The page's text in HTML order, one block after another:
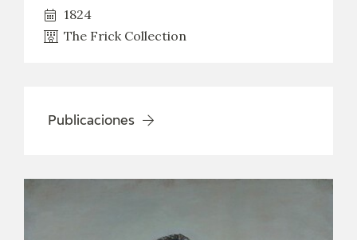
1824
The Frick Collection
Publicaciones